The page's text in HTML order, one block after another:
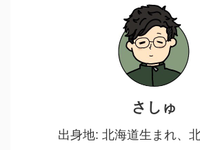
さしゅ
出身地: 北海道生まれ、